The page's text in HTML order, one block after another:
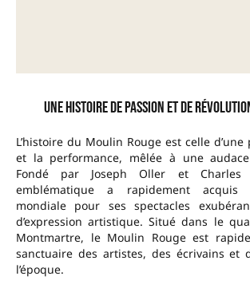
Une histoire de passion et de
L’histoire du Moulin Rouge est celle d’une
et la performance, mêlée à une
Fondé par Joseph Oller et
emblématique a rapidement acquis
mondiale pour ses spectacles
d’expression artistique. Situé dans le
Montmartre, le Moulin Rouge est
sanctuaire des artistes, des écrivains et
l’époque.